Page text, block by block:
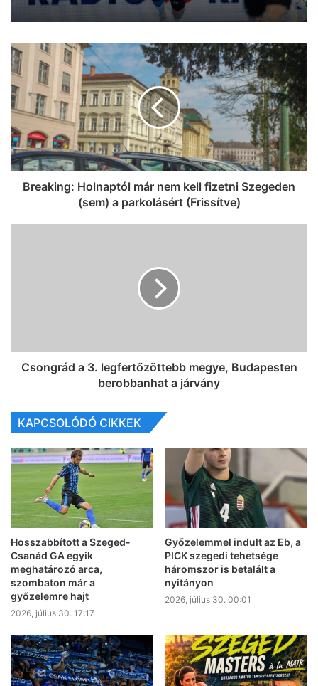
Breaking: Holnaptól már nem kell fizetni Szegeden
(sem) a parkolásért (Frissítve)
Csongrád a 3. legfertőzöttebb megye, Budapesten
berobbanhat a járvány
KAPCSOLÓDÓ CIKKEK
Hosszabbított a Szeged-
Csanád GA egyik
meghatározó arca,
szombaton már a
győzelemre hajt
2026, július 30. 17:17
Győzelemmel indult az Eb, a
PICK szegedi tehetsége
háromszor is betalált a
nyitányon
2026, július 30. 00:01